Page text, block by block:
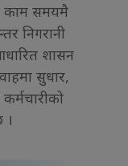
काम समयमै
निगरानी
शासन
सुधार,
।